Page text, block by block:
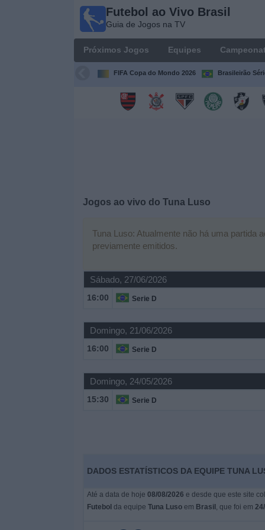
Futebol ao Vivo Brasil
Guia de Jogos na TV
Próximos Jogos Equipes
FIFA Copa do Mondo 2026 Brasileirão
Jogos ao vivo do Tuna Luso
Tuna Luso: Atualmente não há uma partida
previamente emitidos.
Sábado, 27/06/2026
16:00 Serie D
Domingo, 21/06/2026
16:00 Serie D
Domingo, 24/05/2026
15:30 Serie D
DADOS ESTATÍSTICOS DA EQUIPE TUNA
Até a data de hoje 08/08/2026 e desde que este site
Futebol da equipe Tuna Lusoem Brasil , que foi em